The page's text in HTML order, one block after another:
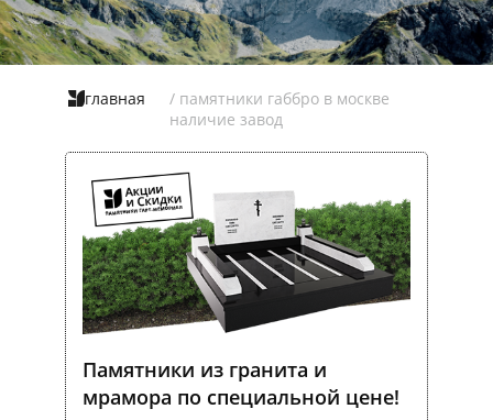
главная
/ памятники габбро в москве
наличие завод
Памятники из гранита и
мрамора по специальной цене!